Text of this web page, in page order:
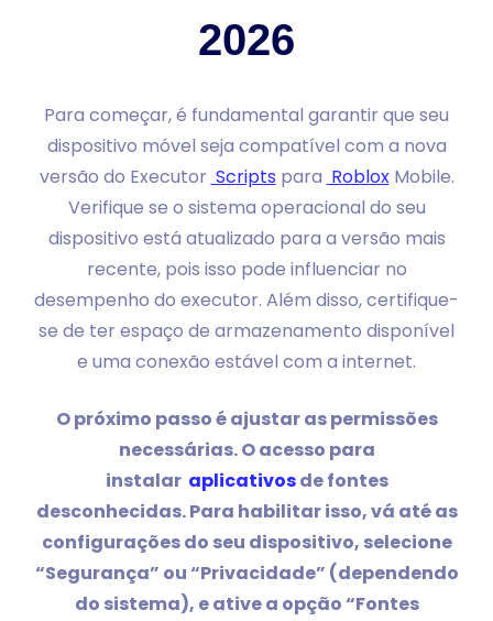
2026
Para começar, é fundamental garantir que seu
dispositivo móvel seja compatível com a nova
versão do Executor Scripts para RobloxMobile.
Verifique se o sistema operacional do seu
dispositivo está atualizado para a versão mais
recente, pois isso pode influenciar no
desempenho do executor. Além disso, certifique-
se de ter espaço de armazenamento disponível
e uma conexão estável com a internet.
O próximo passo é ajustar as permissões
necessárias. O acesso para
instalar aplicativosde fontes
desconhecidas. Para habilitar isso, vá até as
configurações do seu dispositivo, selecione
“Segurança” ou “Privacidade” (dependendo
do sistema), e ative a opção “Fontes